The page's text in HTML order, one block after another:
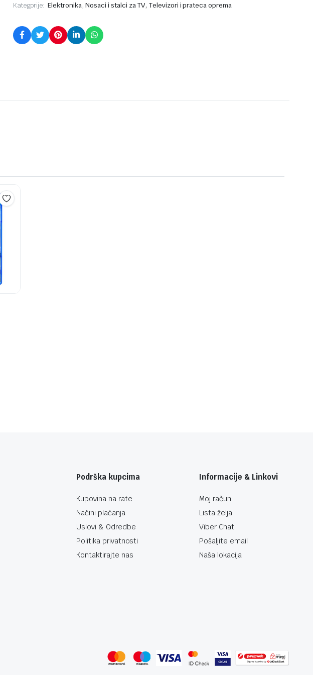
Kategorije: Elektronika, Nosaci i stalci za TV, Televizori i prateca oprema
Podrška kupcima
Kupovina na rate
Načini plaćanja
Uslovi & Odredbe
Politika privatnosti
Kontaktirajte nas
Informacije & Linkovi
Moj račun
Lista želja
Viber Chat
Pošaljite email
Naša lokacija